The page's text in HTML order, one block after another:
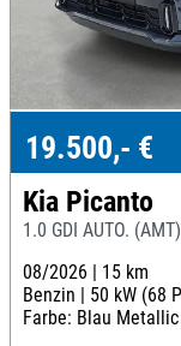
19.500,- €
Kia Picanto
1.0 GDI AUTO.
08/2026 | 15 km
Benzin | 50 kW (68
Farbe: Blau Metallic